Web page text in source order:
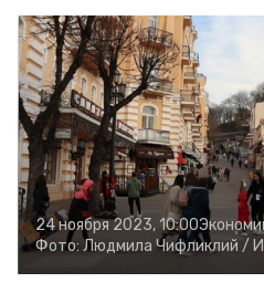
24 ноября 2023, 10:00
Фото: Людмила Чифликлий /